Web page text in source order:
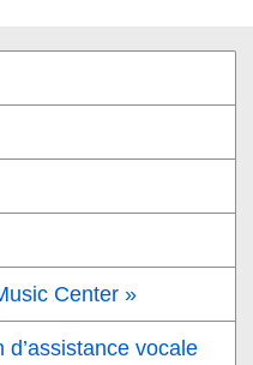
Center »
vocale